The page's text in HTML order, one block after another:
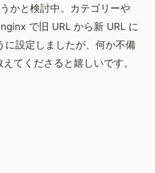
かと検討中。カテゴリーや
で旧 URL から新 URL に
に設定しましたが、何か不備
えてくださると嬉しいです。